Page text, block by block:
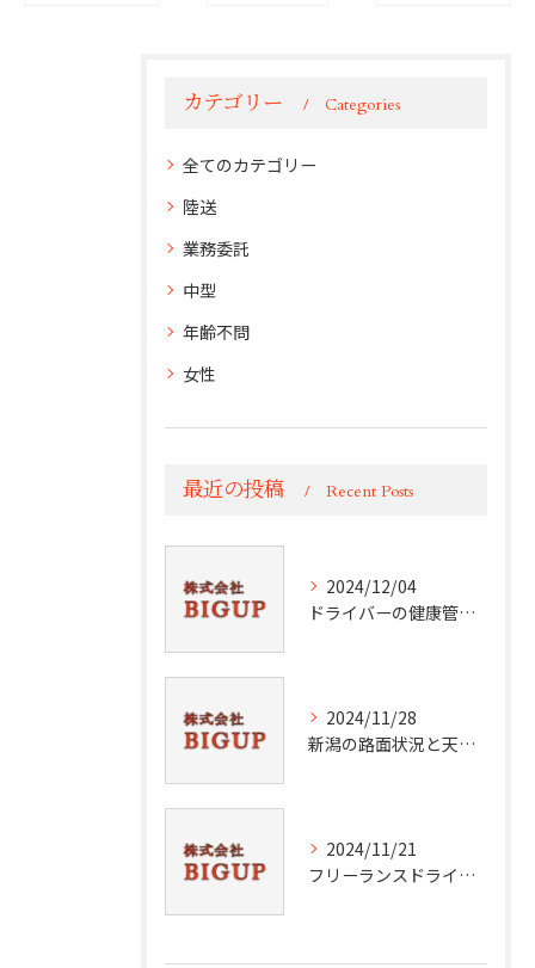
カテゴリー Categories
全てのカテゴリー
陸送
業務委託
中型
年齢不問
女性
最近の投稿 Recent Posts
2024/12/04
ドライバーの健康管理術
2024/11/28
新潟の路面状況と天候分析
2024/11/21
フリーランスドライバーの挑戦と成功